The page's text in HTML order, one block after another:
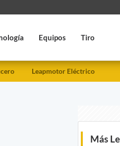
Equipos Tiro
Leapmotor Eléctrico
Más